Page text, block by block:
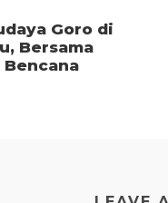
Goro di
Bersama